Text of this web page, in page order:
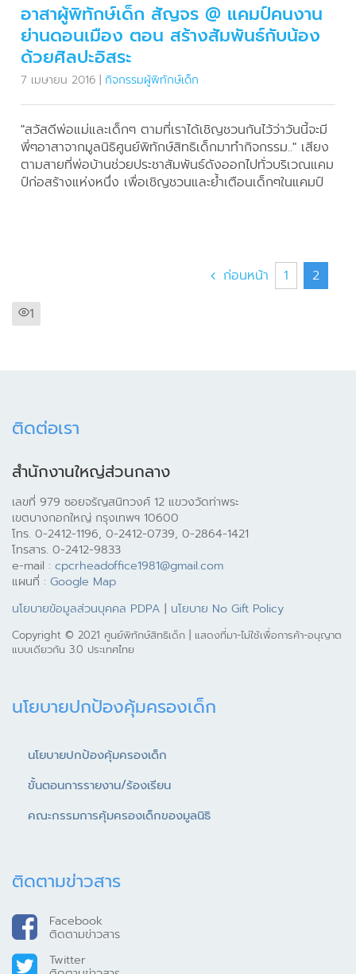
อาสาผู้พิทักษ์เด็ก สัญจร @ แคมป์คนงาน
ย่านดอนเมือง ตอน สร้างสัมพันธ์กับน้อง
ด้วยศิลปะอิสระ
7 เมษายน 2016 | กิจกรรมผู้พิทักษ์เด็ก
"สวัสดีพ่อแม่และเด็กๆ ตามที่เราได้เชิญชวนกันไว้ว่าวันนี้จะมี
พี่ๆอาสาจากมูลนิธิศูนย์พิทักษ์สิทธิเด็กมาทำกิจกรรม.." เสียง
ตามสายที่พ่อบ้านช่วยประชาสัมพันธ์ดังออกไปทั่วบริเวณแคม
ป์ก่อสร้างแห่งหนึ่ง เพื่อเชิญชวนและย้ำเตือนเด็กๆในแคมป์
ก่อนหน้า 1
2
1
ติดต่อเรา
สำนักงานใหญ่ส่วนกลาง
เลขที่ 979 ซอยจรัญสนิทวงศ์ 12 แขวงวัดท่าพระ
เขตบางกอกใหญ่ กรุงเทพฯ 10600
โทร. 0-2412-1196, 0-2412-0739, 0-2864-1421
โทรสาร. 0-2412-9833
e-mail : cpcrheadoffice1981@gmail.com
แผนที่ : Google Map
นโยบายข้อมูลส่วนบุคคล PDPA | นโยบาย No Gift Policy
Copyright © 2021 ศูนย์พิทักษ์สิทธิเด็ก | แสดงที่มา-ไม่ใช้เพื่อการค้า-อนุญาต
แบบเดียวกัน 3.0 ประเทศไทย
นโยบายปกป้องคุ้มครองเด็ก
นโยบายปกป้องคุ้มครองเด็ก
ขั้นตอนการรายงาน/ร้องเรียน
คณะกรรมการคุ้มครองเด็กของมูลนิธิ
ติดตามข่าวสาร
Facebook
ติดตามข่าวสาร
Twitter